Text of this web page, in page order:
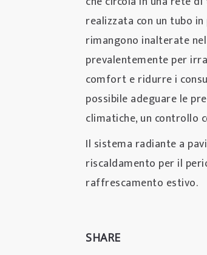
realizzata con un tubo
rimangono inalterate
prevalentemente per
comfort e ridurre i
possibile adeguare le
climatiche, un controllo
Il sistema radiante a
riscaldamento per il
raffrescamento estivo.
SHARE